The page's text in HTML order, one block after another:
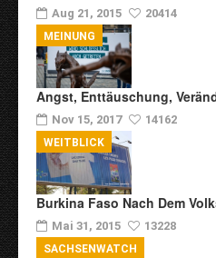
Aug 21, 2015 20414
Angst, Enttäuschung,
Nov 15, 2017 14162
MEINUNG
Burkina Faso Nach Dem
Mai 31, 2015 13228
WEITBLICK
SACHSENWATCH